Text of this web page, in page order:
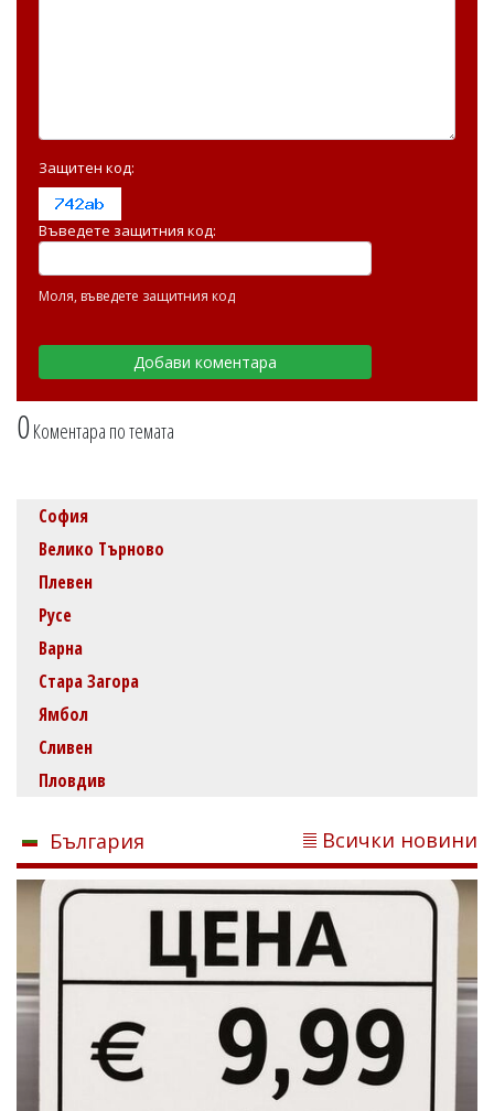
0Коментара по темата
Защитен код:
Въведете защитния код:
Моля, въведете защитния код
София
Велико Търново
Плевен
Русе
Варна
Стара Загора
Ямбол
Сливен
Пловдив
България Всички новини